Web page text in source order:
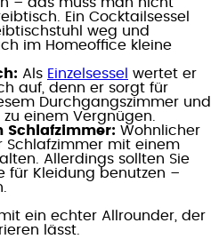
Ein Cocktailsessel
weg und
im Homeoffice kleine
Als Einzelsessel wertet er
auf, denn er sorgt für
Durchgangszimmer und
einem Vergnügen.
Schlafzimmer: Wohnlicher
Schlafzimmer mit einem
Allerdings sollten Sie
für Kleidung benutzen –
ein echter Allrounder, der
lässt.